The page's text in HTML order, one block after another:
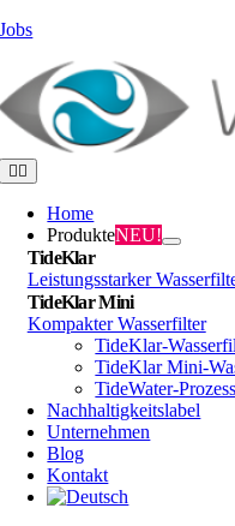
Zum
springen
Jobs
Toggle
Navigation
Home
ProdukteNEU!
TideKlar
Leistungsstarker
TideKlar Mini
Kompakter Wasserfilter
TideKlar-
TideKlar Mini-
TideWater-
Nachhaltigkeitslabel
Unternehmen
Blog
Kontakt